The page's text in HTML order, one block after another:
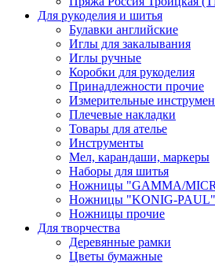
Для рукоделия и шитья
Булавки английские
Иглы для закалывания
Иглы ручные
Коробки для рукоделия
Принадлежности прочие
Измерительные
Плечевые накладки
Товары для ателье
Инструменты
Мел, карандаши, маркеры
Наборы для шитья
Ножницы "GAMMA/
Ножницы "KONIG-PAUL"
Ножницы прочие
Для творчества
Деревянные рамки
Цветы бумажные